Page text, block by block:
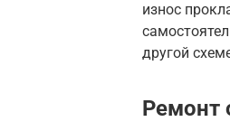
износ
другой
Ремонт